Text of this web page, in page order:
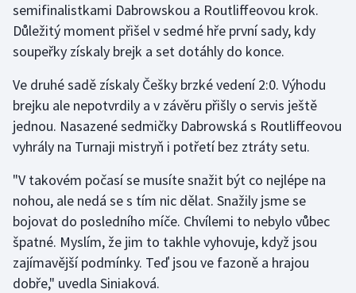
Motorsport
Parasport
Plavání
Plážový volejbal
Ragby
Rychlobruslení
semifinalistkami Dabrowskou a Routliffeovou krok.
Důležitý moment přišel v sedmé hře první sady, kdy
soupeřky získaly brejk a set dotáhly do konce.
Ve druhé sadě získaly Češky brzké vedení 2:0. Výhodu
brejku ale nepotvrdily a v závěru přišly o servis ještě
jednou. Nasazené sedmičky Dabrowská s Routliffeovou
vyhrály na Turnaji mistryň i potřetí bez ztráty setu.
"V takovém počasí se musíte snažit být co nejlépe na
nohou, ale nedá se s tím nic dělat. Snažily jsme se
bojovat do posledního míče. Chvílemi to nebylo vůbec
špatné. Myslím, že jim to takhle vyhovuje, když jsou
zajímavější podmínky. Teď jsou ve fazoně a hrajou
dobře," uvedla Siniaková.